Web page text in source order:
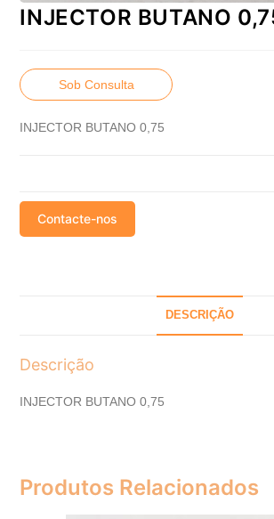
INJECTOR BUTANO
Sob Consulta
INJECTOR BUTANO 0,75
Contacte-nos
DESCRIÇÃO
Descrição
INJECTOR BUTANO 0,75
Produtos Relacionados